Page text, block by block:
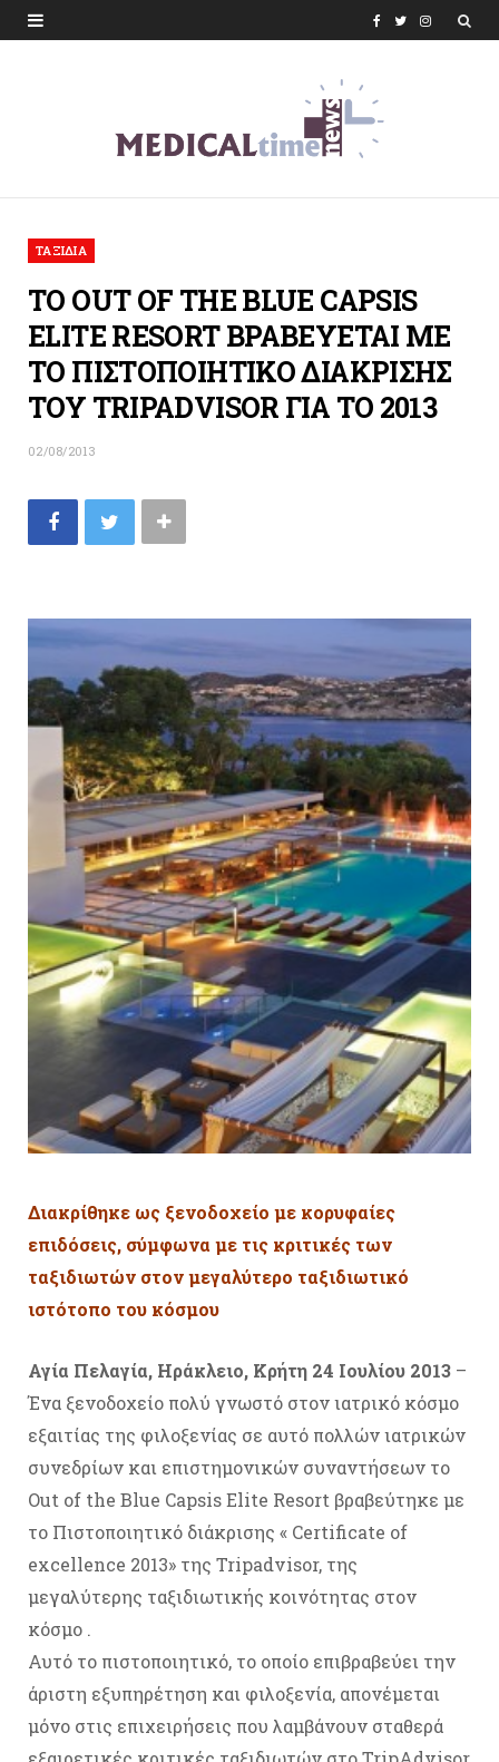
k
T I
m
ΤΑΞΙΔΙΑ
ΤΟ OUT OF THE BLUE CAPSIS
ELITE RESORT ΒΡΑΒΕΥΕΤΑΙ ΜΕ
TO ΠΙΣΤΟΠΟΙΗΤΙΚΟ ΔΙΑΚΡΙΣΗΣ
ΤΟΥ TRIPADVISOR ΓΙΑ ΤΟ 2013
02/08/2013
Διακρίθηκε ως ξενοδοχείο με κορυφαίες
επιδόσεις, σύμφωνα με τις κριτικές των
ταξιδιωτών στον μεγαλύτερο ταξιδιωτικό
ιστότοπο του κόσμου
Αγία Πελαγία, Ηράκλειο, Κρήτη 24 Ιουλίου 2013 –
Ένα ξενοδοχείο πολύ γνωστό στον ιατρικό κόσμο
εξαιτίας της φιλοξενίας σε αυτό πολλών ιατρικών
συνεδρίων και επιστημονικών συναντήσεων το
Οut of the Blue Capsis Elite Resort βραβεύτηκε με
το Πιστοποιητικό διάκρισης « Certificate of
excellence 2013» της Tripadvisor, της
μεγαλύτερης ταξιδιωτικής κοινότητας στον
κόσμο .
Αυτό το πιστοποιητικό, το οποίο επιβραβεύει την
άριστη εξυπηρέτηση και φιλοξενία, απονέμεται
μόνο στις επιχειρήσεις που λαμβάνουν σταθερά